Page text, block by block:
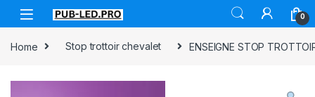
0
Home Stop trottoir chevalet ENSEIGNE STOP